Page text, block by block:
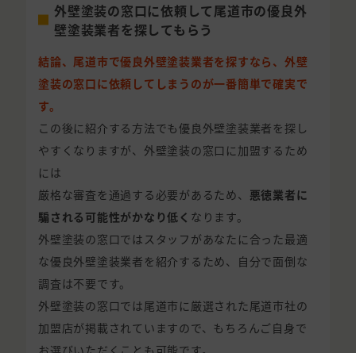
外壁塗装の窓口に依頼して尾道市の優良外
壁塗装業者を探してもらう
結論、尾道市で優良外壁塗装業者を探すなら、外壁
塗装の窓口に依頼してしまうのが一番簡単で確実で
す。
この後に紹介する方法でも優良外壁塗装業者を探し
やすくなりますが、外壁塗装の窓口に加盟するため
には
厳格な審査を通過する必要があるため、 悪徳業者に
騙される可能性がかなり低く なります。
外壁塗装の窓口ではスタッフがあなたに合った最適
な優良外壁塗装業者を紹介するため、自分で面倒な
調査は不要です。
外壁塗装の窓口では尾道市に厳選された尾道市社の
加盟店が掲載されていますので、もちろんご自身で